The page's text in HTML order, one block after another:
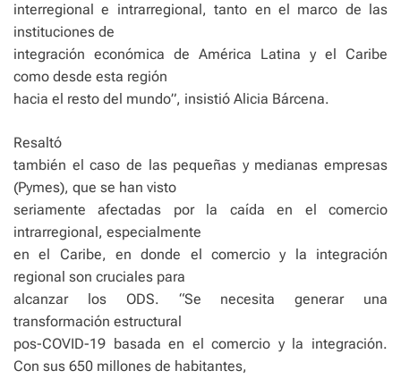
interregional e intrarregional, tanto en el marco de las
instituciones de
integración económica de América Latina y el Caribe
como desde esta región
hacia el resto del mundo”, insistió Alicia Bárcena.
Resaltó
también el caso de las pequeñas y medianas empresas
(Pymes), que se han visto
seriamente afectadas por la caída en el comercio
intrarregional, especialmente
en el Caribe, en donde el comercio y la integración
regional son cruciales para
alcanzar los ODS. “Se necesita generar una
transformación estructural
pos-COVID-19 basada en el comercio y la integración.
Con sus 650 millones de habitantes,